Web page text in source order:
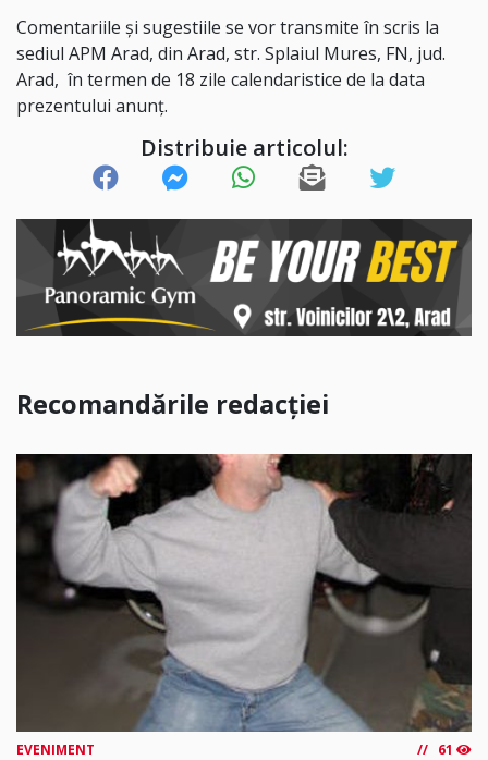
Comentariile şi sugestiile se vor transmite în scris la
sediul APM Arad, din Arad, str. Splaiul Mures, FN, jud.
Arad, în termen de 18 zile calendaristice de la data
prezentului anunţ.
Distribuie articolul:
Recomandările redacției
EVENIMENT 61